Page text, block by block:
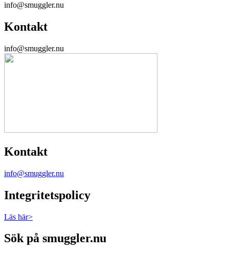
info@smuggler.nu
Kontakt
info@smuggler.nu
Kontakt
info@smuggler.nu
Integritetspolicy
Läs här>
Sök på smuggler.nu